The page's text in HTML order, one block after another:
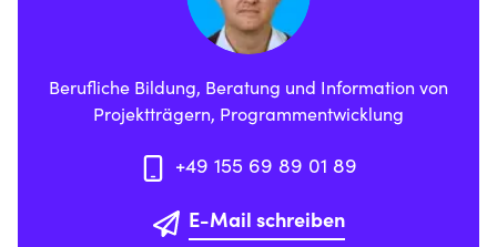
Berufliche Bildung, Beratung und Information von
Projektträgern, Programmentwicklung
+49 155 69 89 01 89
E-Mail schreiben